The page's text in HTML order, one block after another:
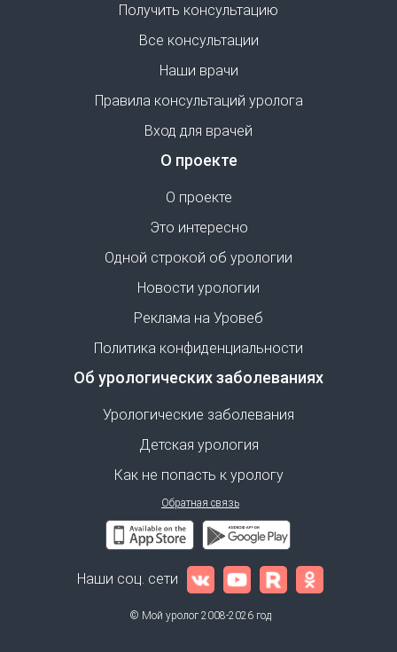
Получить консультацию
Все консультации
Наши врачи
Правила консультаций уролога
Вход для врачей
О проекте
О проекте
Это интересно
Одной строкой об урологии
Новости урологии
Реклама на Уровеб
Политика конфиденциальности
Об урологических заболеваниях
Урологические заболевания
Детская урология
Как не попасть к урологу
Обратная связь
Наши соц. сети
© Мой уролог 2008-2026 год